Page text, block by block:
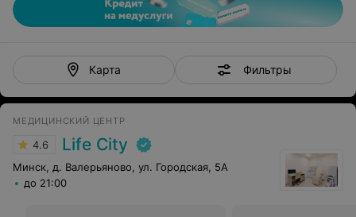
Карта Фильтры
МЕДИЦИНСКИЙ ЦЕНТР
4.6 Life City
Минск, д. Валерьяново, ул. Городская, 5А
до 21:00